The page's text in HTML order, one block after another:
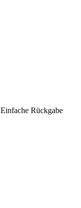
Einfache Rückgabe